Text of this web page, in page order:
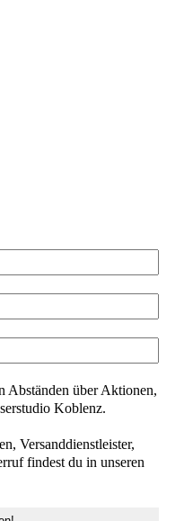
Abständen über Aktionen,
Koblenz.
Versanddienstleister,
findest du in unseren